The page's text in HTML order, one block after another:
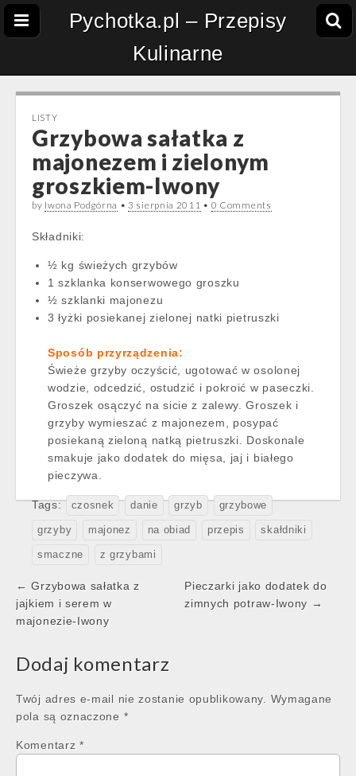
Pychotka.pl – Przepisy
Kulinarne
LISTY
Grzybowa sałatka z
majonezem i zielonym
groszkiem-Iwony
by Iwona Podgórna •3 sierpnia 2011 • 0 Comments
Składniki:
½ kg świeżych grzybów
1 szklanka konserwowego groszku
½ szklanki majonezu
3 łyżki posiekanej zielonej natki pietruszki
Sposób przyrządzenia:
Świeże grzyby oczyścić, ugotować w osolonej
wodzie, odcedzić, ostudzić i pokroić w paseczki.
Groszek osączyć na sicie z zalewy. Groszek i
grzyby wymieszać z majonezem, posypać
posiekaną zieloną natką pietruszki. Doskonale
smakuje jako dodatek do mięsa, jaj i białego
pieczywa.
Tags: czosnek danie grzyb grzybowe
grzyby majonez na obiad przepis skałdniki
smaczne z grzybami
Post
navigation
← Grzybowa sałatka z
jajkiem i serem w
majonezie-Iwony
Pieczarki jako dodatek do
zimnych potraw-Iwony →
Dodaj komentarz
Twój adres e-mail nie zostanie opublikowany.
Wymagane
pola są oznaczone *
Komentarz *